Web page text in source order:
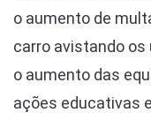
o aumento de
carro avistando os
o aumento das
ações educativas